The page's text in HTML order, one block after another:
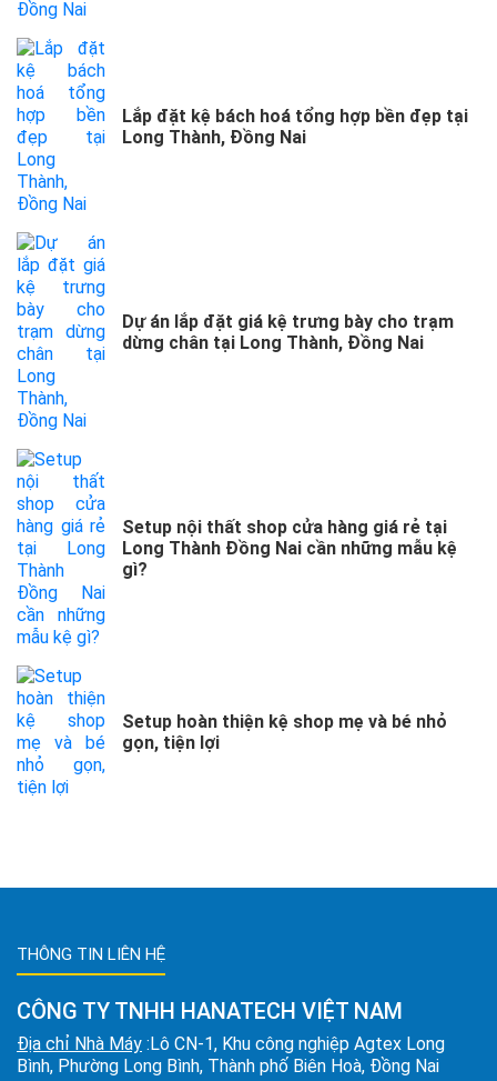
Lắp đặt kệ bách hoá tổng hợp bền đẹp tại
Long Thành, Đồng Nai
Dự án lắp đặt giá kệ trưng bày cho trạm
dừng chân tại Long Thành, Đồng Nai
Setup nội thất shop cửa hàng giá rẻ tại
Long Thành Đồng Nai cần những mẫu kệ
gì?
Setup hoàn thiện kệ shop mẹ và bé nhỏ
gọn, tiện lợi
THÔNG TIN LIÊN HỆ
CÔNG TY TNHH HANATECH VIỆT NAM
Địa chỉ Nhà Máy :Lô CN-1, Khu công nghiệp Agtex Long
Bình, Phường Long Bình, Thành phố Biên Hoà, Đồng Nai